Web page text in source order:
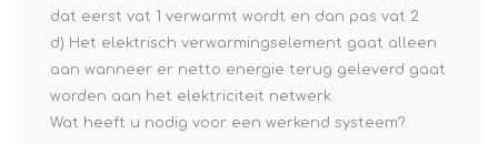
dat eerst vat 1 verwarmt wordt en dan pas vat 2.
d) Het elektrisch verwarmingselement gaat alleen
aan wanneer er netto energie terug geleverd gaat
worden aan het elektriciteit netwerk.
Wat heeft u nodig voor een werkend systeem?